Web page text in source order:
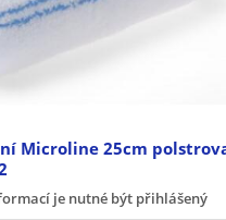
Microline 25cm
je nutné být přihlášený